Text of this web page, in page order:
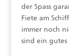
der Spass
Fiete am
immer noch
sind ein gutes